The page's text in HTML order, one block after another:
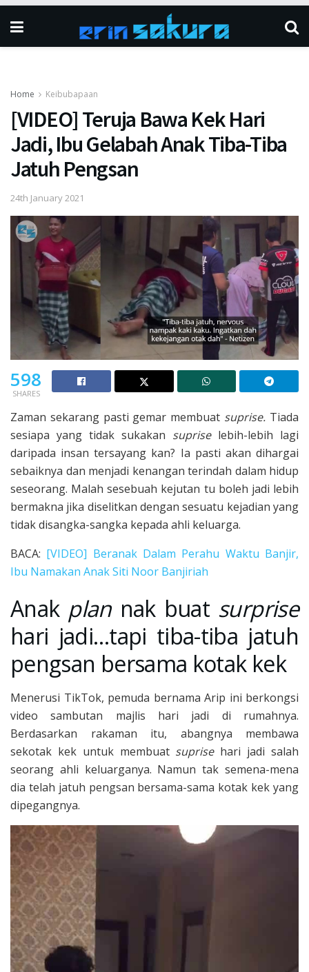
Home Keibubapaan
[VIDEO] Teruja Bawa Kek Hari
Jadi, Ibu Gelabah Anak Tiba-Tiba
Jatuh Pengsan
24th January 2021
598
SHARES
Zaman sekarang pasti gemar membuat suprise. Tiada
sesiapa yang tidak sukakan suprise lebih-lebih lagi
daripada insan tersayang kan? Ia pasti akan dihargai
sebaiknya dan menjadi kenangan terindah dalam hidup
seseorang. Malah sesebuah kejutan tu boleh jadi lebih
bermakna jika diselitkan dengan sesuatu kejadian yang
tidak disangka-sangka kepada ahli keluarga.
BACA: [VIDEO] Beranak Dalam Perahu Waktu Banjir,
Ibu Namakan Anak Siti Noor Banjiriah
Anak plannak buat surprise
hari jadi…tapi tiba-tiba jatuh
pengsan bersama kotak kek
Menerusi TikTok, pemuda bernama Arip ini berkongsi
video sambutan majlis hari jadi di rumahnya.
Berdasarkan rakaman itu, abangnya membawa
sekotak kek untuk membuat suprise hari jadi salah
seorang ahli keluarganya. Namun tak semena-mena
dia telah jatuh pengsan bersama-sama kotak kek yang
dipegangnya.